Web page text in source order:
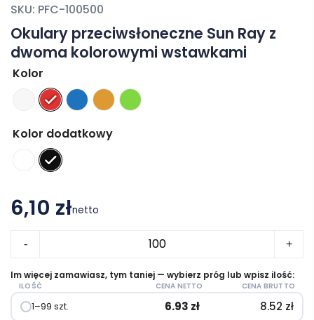
Okulary przeciwsłoneczne Sun Ray z
dwoma kolorowymi wstawkami
SKU: PFC-100500
Kolor
Kolor dodatkowy
6,10 złnetto
-
przeciwsłoneczne
Sun
Ray
+
Im więcej zamawiasz, tym taniej — wybierz próg lub wpisz ilość:
ILOŚĆ CENA NETTO CENA BRUTTO
1–99 szt. 6.93 zł 8.52 zł